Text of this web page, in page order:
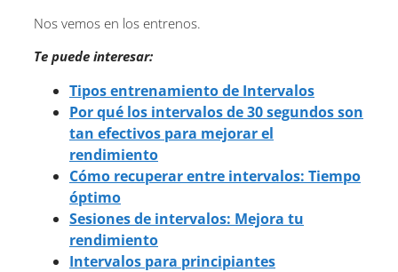
Nos vemos en los entrenos.
Te puede interesar:
Tipos entrenamiento de Intervalos
Por qué los intervalos de 30 segundos son
tan efectivos para mejorar el
rendimiento
Cómo recuperar entre intervalos: Tiempo
óptimo
Sesiones de intervalos: Mejora tu
rendimiento
Intervalos para principiantes